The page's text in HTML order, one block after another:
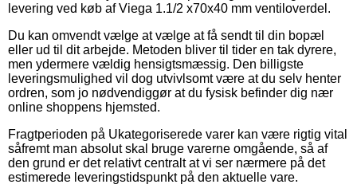
levering ved køb af Viega 1.1/2 x70x40 mm ventiloverdel.
Du kan omvendt vælge at vælge at få sendt til din bopæl
eller ud til dit arbejde. Metoden bliver til tider en tak dyrere,
men ydermere vældig hensigtsmæssig. Den billigste
leveringsmulighed vil dog utvivlsomt være at du selv henter
ordren, som jo nødvendiggør at du fysisk befinder dig nær
online shoppens hjemsted.
Fragtperioden på Ukategoriserede varer kan være rigtig vital
såfremt man absolut skal bruge varerne omgående, så af
den grund er det relativt centralt at vi ser nærmere på det
estimerede leveringstidspunkt på den aktuelle vare.